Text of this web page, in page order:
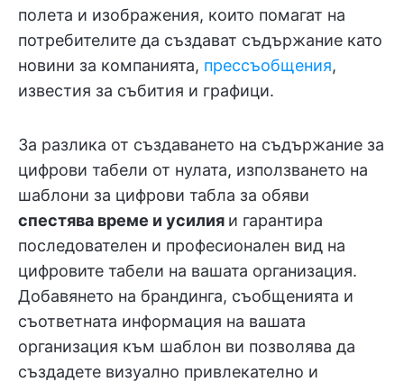
полета и изображения, които помагат на
потребителите да създават съдържание като
новини за компанията, прессъобщения,
известия за събития и графици.
За разлика от създаването на съдържание за
цифрови табели от нулата, използването на
шаблони за цифрови табла за обяви
спестява време и усилия и гарантира
последователен и професионален вид на
цифровите табели на вашата организация.
Добавянето на брандинга, съобщенията и
съответната информация на вашата
организация към шаблон ви позволява да
създадете визуално привлекателно и